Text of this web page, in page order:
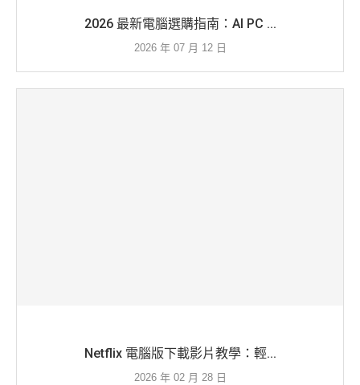
2026 最新電腦選購指南：AI PC ...
2026 年 07 月 12 日
Netflix 電腦版下載影片教學：輕...
2026 年 02 月 28 日